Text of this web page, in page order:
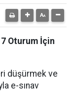
7 Oturum İçin
düşürmek ve
e-sınav